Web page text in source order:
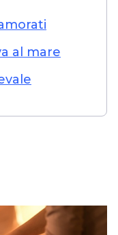
al mare